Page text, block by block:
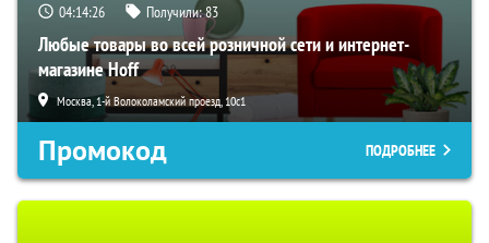
04:14:26 Получили:83
Любые товары во всей розничной сети и интернет-
магазине Hoff
Москва, 1-й Волоколамский проезд, 10с1
Промокод ПОДРОБНЕЕ